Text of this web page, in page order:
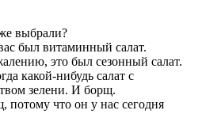
выбрали?
был витаминный салат.
это был сезонный салат.
какой-нибудь салат с
зелени. И борщ.
потому что он у нас сегодня